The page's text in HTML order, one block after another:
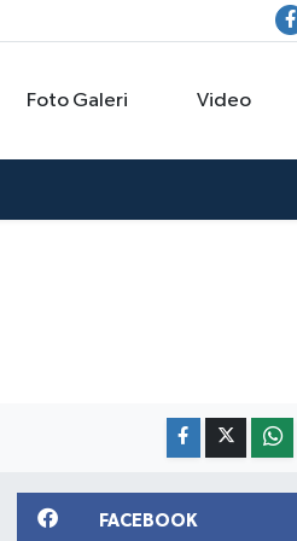
Foto Galeri Video
FACEBOOK